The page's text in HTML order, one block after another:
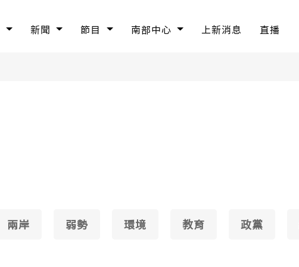
新聞 節目 南部中心 上新消息 直播
兩岸 弱勢 環境 教育 政黨